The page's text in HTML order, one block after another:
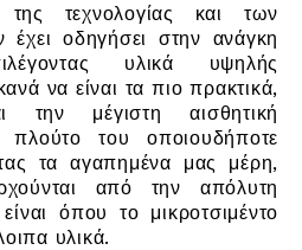
τεχνολογίας και των
οδηγήσει στην ανάγκη
υλικά υψηλής
να είναι τα πιο πρακτικά,
την μέγιστη αισθητική
πλούτο του οποιουδήποτε
τα αγαπημένα μας μέρη,
από την απόλυτη
όπου το μικροτσιμέντο
υλικά.